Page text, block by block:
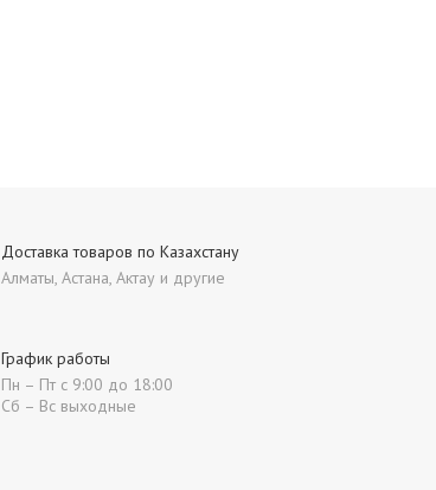
Доставка товаров по Казахстану
Алматы, Астана, Актау и другие
График работы
Пн – Пт с 9:00 до 18:00
Сб – Вс выходные